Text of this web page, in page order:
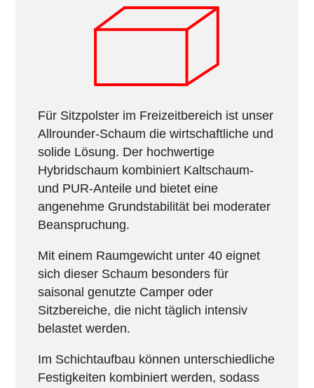
Für Sitzpolster im Freizeitbereich ist unser
Allrounder-Schaum die wirtschaftliche und
solide Lösung. Der hochwertige
Hybridschaum kombiniert Kaltschaum-
und PUR-Anteile und bietet eine
angenehme Grundstabilität bei moderater
Beanspruchung.
Mit einem Raumgewicht unter 40 eignet
sich dieser Schaum besonders für
saisonal genutzte Camper oder
Sitzbereiche, die nicht täglich intensiv
belastet werden.
Im Schichtaufbau können unterschiedliche
Festigkeiten kombiniert werden, sodass